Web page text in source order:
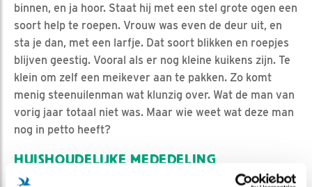
binnen, en ja hoor. Staat hij met een stel grote ogen een
soort help te roepen. Vrouw was even de deur uit, en
sta je dan, met een larfje. Dat soort blikken en roepjes
blijven geestig. Vooral als er nog kleine kuikens zijn. Te
klein om zelf een meikever aan te pakken. Zo komt
menig steenuilenman wat klunzig over. Wat de man van
vorig jaar totaal niet was. Maar wie weet wat deze man
nog in petto heeft?
HUISHOUDELIJKE MEDEDELING
Veel kijkers hebben al de kuiken-poll ingevuld. Voor wie